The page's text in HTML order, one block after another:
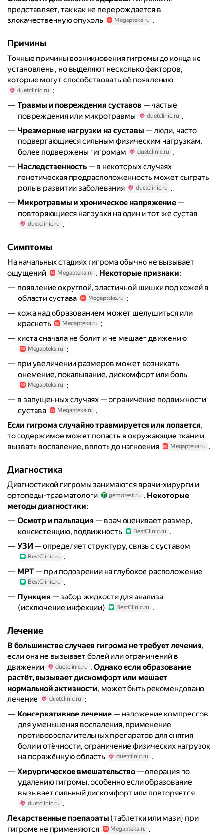
представляет, так как не перерождается в
злокачественную опухоль
Megapteka.ru .
Причины
Точные причины возникновения гигромы до конца не
установлены, но выделяют несколько факторов,
которые могут способствовать её появлению
duetclinic.ru :
Травмы и повреждения суставов — частые
повреждения или микротравмы
duetclinic.ru .
Чрезмерные нагрузки на суставы — люди, часто
подвергающиеся сильным физическим нагрузкам,
более подвержены гигромам
duetclinic.ru .
Наследственность — в некоторых случаях
генетическая предрасположенность может сыграть
роль в развитии заболевания
duetclinic.ru .
Микротравмы и хроническое напряжение —
повторяющиеся нагрузки на один и тот же сустав
duetclinic.ru .
Симптомы
На начальных стадиях гигрома обычно не вызывает
ощущений
Megapteka.ru . Некоторые признаки:
появление округлой, эластичной шишки под кожей в
области сустава
Megapteka.ru ;
кожа над образованием может шелушиться или
краснеть
Megapteka.ru ;
киста сначала не болит и не мешает движению
Megapteka.ru ;
при увеличении размеров может возникать
онемение, покалывание, дискомфорт или боль
Megapteka.ru ;
в запущенных случаях — ограничение подвижности
сустава
Megapteka.ru .
Если гигрома случайно травмируется или лопается,
то содержимое может попасть в окружающие ткани и
вызвать воспаление, вплоть до нагноения
Megapteka.ru .
Диагностика
Диагностикой гигромы занимаются врачи-хирурги и
ортопеды-травматологи
gemotest.ru . Некоторые
методы диагностики:
Осмотр и пальпация — врач оценивает размер,
консистенцию, подвижность
BestClinic.ru .
УЗИ — определяет структуру, связь с суставом
BestClinic.ru .
МРТ — при подозрении на глубокое расположение
BestClinic.ru .
Пункция — забор жидкости для анализа
(исключение инфекции)
BestClinic.ru .
Лечение
В большинстве случаев гигрома не требует лечения,
если она не вызывает болей или ограничений в
движении
duetclinic.ru . Однако если образование
растёт, вызывает дискомфорт или мешает
нормальной активности, может быть рекомендовано
лечение
duetclinic.ru :
Консервативное лечение — наложение компрессов
для уменьшения воспаления, применение
противовоспалительных препаратов для снятия
боли и отёчности, ограничение физических нагрузок
на поражённую область
duetclinic.ru .
Хирургическое вмешательство — операция по
удалению гигромы, особенно если образование
вызывает сильный дискомфорт или повторяется
duetclinic.ru .
Лекарственные препараты (таблетки или мази) при
гигроме не применяются
Megapteka.ru .